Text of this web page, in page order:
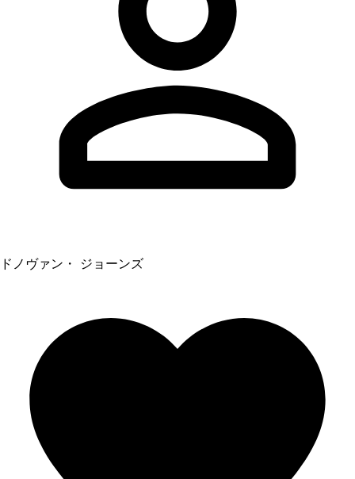
ドノヴァン・ ジョーンズ